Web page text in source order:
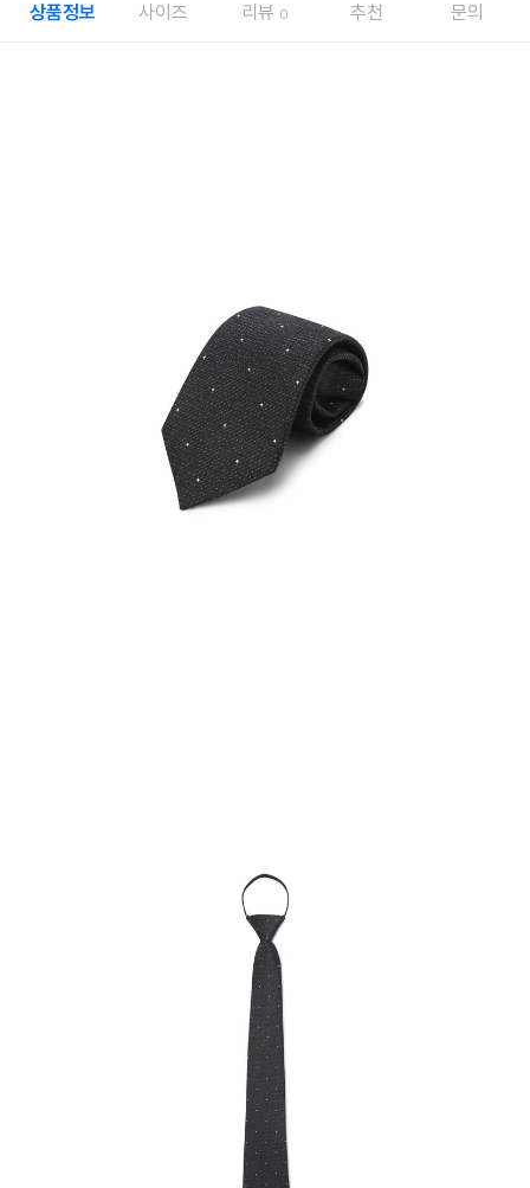
상품정보 사이즈 리뷰 0 추천 문의